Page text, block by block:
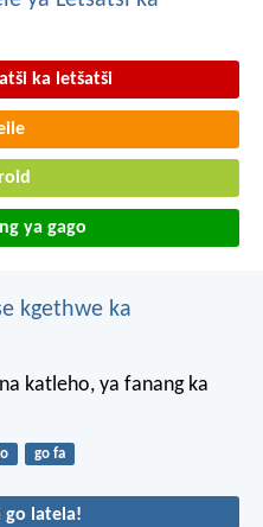
ka letšatši
ya gago
kgethwe ka
katleho, ya fanang ka
go fa
go latela!